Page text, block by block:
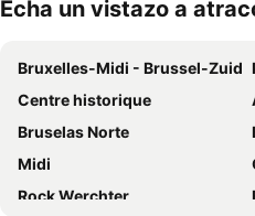
Echa un vistazo a
Bruxelles-Midi - Brussel-Zuid
Centre historique
Bruselas Norte
Midi
Rock Werchter